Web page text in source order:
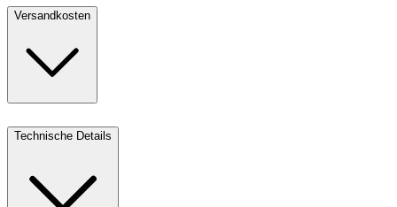
Versandkosten
Technische Details